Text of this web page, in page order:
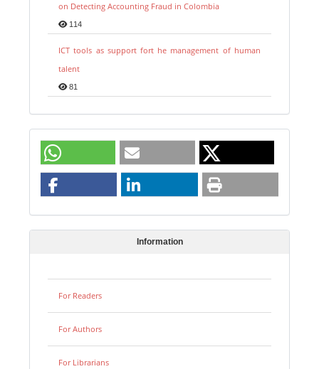
on Detecting Accounting Fraud in Colombia
114
ICT tools as support fort he management of human
talent
81
Information
For Readers
For Authors
For Librarians